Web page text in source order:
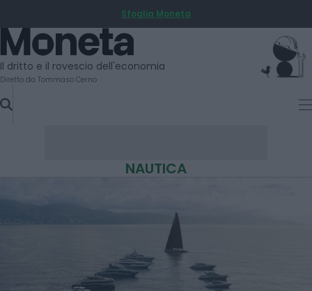
TO
CONTENT
Sfoglia Moneta
Moneta
Il dritto e il rovescio dell'economia
Diretto da Tommaso Cerno
NAUTICA